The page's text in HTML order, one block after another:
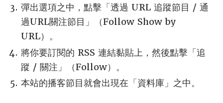
彈出選項之中，點擊「透過 URL 追蹤節目 / 通
過URL關注節目」（Follow Show by
URL）。
將你要訂閱的 RSS 連結黏貼上，然後點擊「追
蹤 / 關注」（Follow）。
本站的播客節目就會出現在「資料庫」之中。